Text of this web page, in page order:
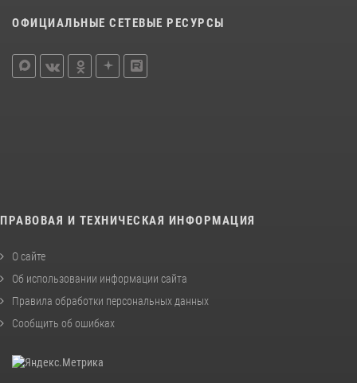
ОФИЦИАЛЬНЫЕ СЕТЕВЫЕ РЕСУРСЫ
ПРАВОВАЯ И ТЕХНИЧЕСКАЯ ИНФОРМАЦИЯ
О сайте
Об использовании информации сайта
Правила обработки персональных данных
Сообщить об ошибках